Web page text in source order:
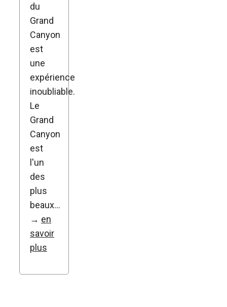
du
Grand
Canyon
est
une
expérience
inoubliable.
Le
Grand
Canyon
est
l'un
des
plus
beaux…
→ en
savoir
plus